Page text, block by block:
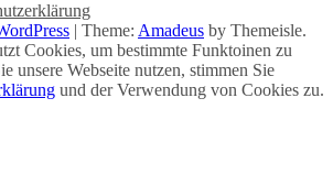
| Theme: Amadeus by Themeisle.
Cookies, um bestimmte Funktoinen zu
unsere Webseite nutzen, stimmen Sie
und der Verwendung von Cookies zu.